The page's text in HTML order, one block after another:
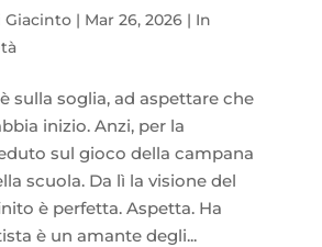
Giacinto| Mar 26, 2026| In
sulla soglia, ad aspettare che
inizio. Anzi, per la
sul gioco della campana
scuola. Da lì la visione del
è perfetta. Aspetta. Ha
è un amante degli...